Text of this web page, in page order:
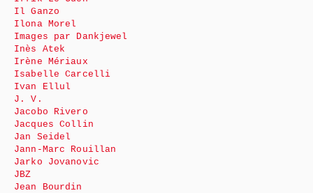
Il Ganzo
Ilona Morel
Images par Dankjewel
Inès Atek
Irène Mériaux
Isabelle Carcelli
Ivan Ellul
J. V.
Jacobo Rivero
Jacques Collin
Jan Seidel
Jann-Marc Rouillan
Jarko Jovanovic
JBZ
Jean Bourdin